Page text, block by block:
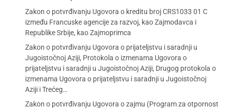
Zakon o potvrđivanju Ugovora o kreditu broj CRS1033 01 C
između Francuske agencije za razvoj, kao Zajmodavca i
Republike Srbije, kao Zajmoprimca
Zakon o potvrđivanju Ugovora o prijateljstvu i saradnji u
Jugoistočnoj Aziji, Protokola o izmenama Ugovora o
prijateljstvu i saradnji u Jugoistočnoj Aziji, Drugog protokola o
izmenama Ugovora o prijateljstvu i saradnji u Jugoistočnoj
Aziji i Trećeg…
Zakon o potvrđivanju Ugovora o zajmu (Program za otpornost